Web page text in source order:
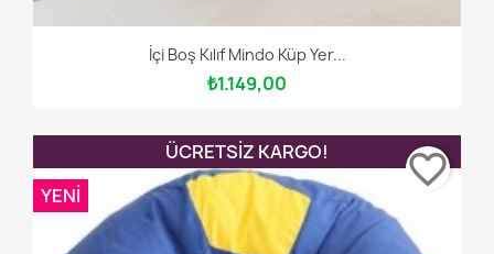
İçi Boş Kılıf Mindo Küp Yer...
₺1.149,00
ÜCRETSIZ KARGO!
YENI
favorite_border